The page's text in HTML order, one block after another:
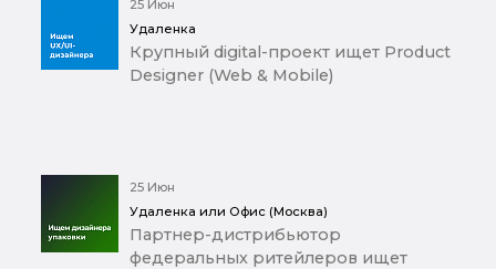
25 Июн
Удаленка
Крупный digital-проект ищет Product
Designer (Web & Mobile)
25 Июн
Удаленка или Офис (Москва)
Партнер-дистрибьютор
федеральных ритейлеров ищет